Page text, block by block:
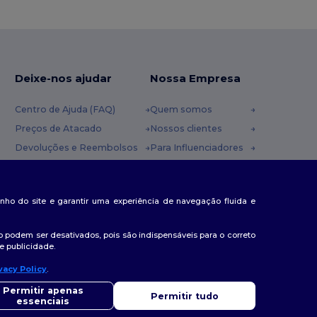
Deixe-nos ajudar
Centro de Ajuda (FAQ)
Preços de Atacado
Devoluções e Reembolsos
Cupons
Nossa Empresa
Quem somos
Nossos clientes
Para Influenciadores
Centro de Carreiras
do site e garantir uma experiência de navegação fluida e
ser desativados, pois são indispensáveis para o correto
publicidade.
Policy.
Permitir apenas
essenciais
Permitir tudo
alguma dúvida ou questão, pode contactar-nos a qualquer
O nosso chatbot está aqui para ajudar.